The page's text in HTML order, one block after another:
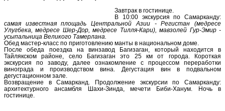
Завтрак в гостинице.
В 10:00 экскурсия по Самарканду:
самая известная площадь Центральной Азии - Регистан (медресе
Улугбека, медресе Шер-Дор, медресе Тилля-Кари), мавзолей Гур-Эмир -
усыпальница Великого Тамерлана.
Обед мастер-класс по приготовлению манты в национальном доме.
После обеда поездка на винзавод Багизаган, который находится в
Тайлякском районе, село Багизаган это 25 км от города. Короткая
экскурсия по заводу, далее ознакомление с процессом переработки
винограда и производством вина. Дегустация вин в подвальном
дегустационном зале.
Возвращение в Самарканд. Продолжение экскурсии по Самарканду:
архитектурного ансамбля Шахи-Зинда, мечети Биби-Ханум. Ночь в
гостинице.